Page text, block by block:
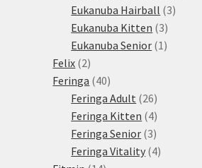
Eukanuba Hairball 33
Eukanuba Kitten 33
produkty
Eukanuba Senior 1 1
Felix 22
produkty
Feringa 4040
produktů
Feringa Adult 2626
produktů
Feringa Kitten 44
produkty
Feringa Senior 33
produkty
Feringa Vitality 44